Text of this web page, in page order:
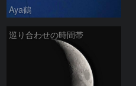
Aya鶴
巡り合わせの時間帯